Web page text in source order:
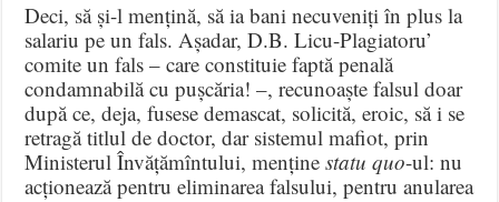
Deci, să și-l mențină, să ia bani necuveniți în plus la
salariu pe un fals. Așadar, D.B. Licu-Plagiatoru’
comite un fals – care constituie faptă penală
condamnabilă cu pușcăria! –, recunoaște falsul doar
după ce, deja, fusese demascat, solicită, eroic, să i se
retragă titlul de doctor, dar sistemul mafiot, prin
Ministerul Învățămîntului, menținestatu quo-ul: nu
acționează pentru eliminarea falsului, pentru anularea